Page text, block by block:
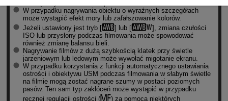
W przypadku nagrywania obiektu o wyraźnych szczegółach
może wystąpić efekt mory lub zafałszowanie kolorów.
Jeżeli ustawiony jest tryb [
] lub [
], zmiana czułości
ISO lub przysłony podczas filmowania może spowodować
również zmianę balansu bieli.
Nagrywanie filmów z dużą szybkością klatek przy świetle
jarzeniowym lub ledowym może wywołać migotanie ekranu.
W przypadku korzystania z funkcji automatycznego ustawiania
ostrości i obiektywu USM podczas filmowania w słabym świetle
na filmie mogą zostać nagrane szumy w postaci poziomych
pasów. Ten sam typ zakłóceń może wystąpić w przypadku
ręcznej regulacji ostrości (
) za pomocą niektórych